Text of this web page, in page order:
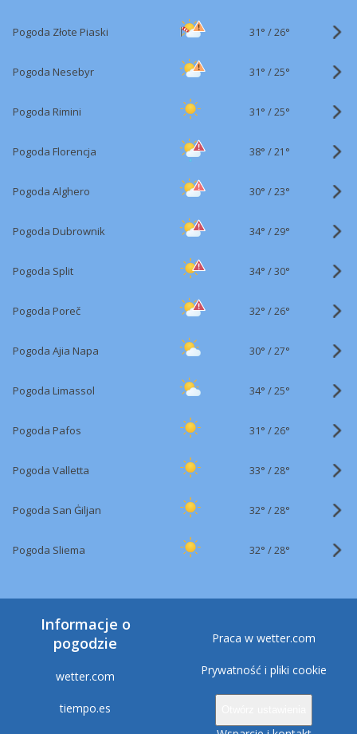
Pogoda Złote Piaski 31° /26°
Pogoda Nesebyr 31° /25°
Pogoda Rimini 31° /25°
Pogoda Florencja 38° /21°
Pogoda Alghero 30° /23°
Pogoda Dubrownik 34° /29°
Pogoda Split 34° /30°
Pogoda Poreč 32° /26°
Pogoda Ajia Napa 30° /27°
Pogoda Limassol 34° /25°
Pogoda Pafos 31° /26°
Pogoda Valletta 33° /28°
Pogoda San Ġiljan 32° /28°
Pogoda Sliema 32° /28°
Informacje o
pogodzie
wetter.com
tiempo.es
Praca w wetter.com
Prywatność i pliki cookie